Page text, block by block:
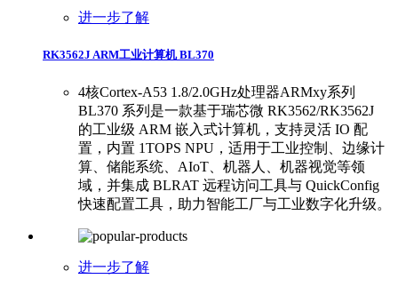
进一步了解
RK3562J ARM工业计算机 BL370
4核Cortex-A53 1.8/2.0GHz处理器ARMxy系列
BL370 系列是一款基于瑞芯微 RK3562/RK3562J
的工业级 ARM 嵌入式计算机，支持灵活 IO 配
置，内置 1TOPS NPU，适用于工业控制、边缘计
算、储能系统、AIoT、机器人、机器视觉等领
域，并集成 BLRAT 远程访问工具与 QuickConfig
快速配置工具，助力智能工厂与工业数字化升级。
进一步了解